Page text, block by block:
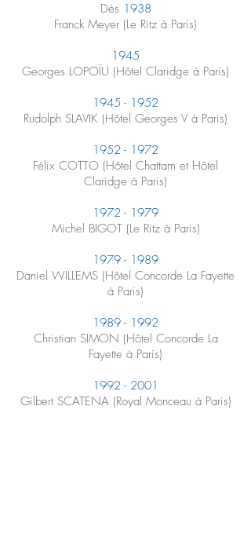
Dès 1938
Franck Meyer (Le Ritz à Paris)
1945
Georges LOPOÏU (Hôtel Claridge à Paris)
1945 - 1952
Rudolph SLAVIK (Hôtel Georges V à Paris)
1952 - 1972
Félix COTTO (Hôtel Chattam et Hôtel
Claridge à Paris)
1972 - 1979
Michel BIGOT (Le Ritz à Paris)
1979 - 1989
Daniel WILLEMS (Hôtel Concorde La Fayette
à Paris)
1989 - 1992
Christian SIMON (Hôtel Concorde La
Fayette à Paris)
1992 - 2001
Gilbert SCATENA (Royal Monceau à Paris)